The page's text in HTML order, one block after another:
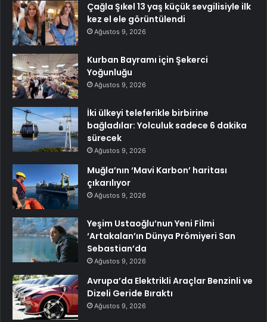
Çağla Şıkel 13 yaş küçük sevgilisiyle ilk
kez el ele görüntülendi
Ağustos 9, 2026
Kurban Bayramı için Şekerci
Yoğunluğu
Ağustos 9, 2026
İki ülkeyi teleferikle birbirine
bağladılar: Yolculuk sadece 6 dakika
sürecek
Ağustos 9, 2026
Muğla’nın ‘Mavi Karbon’ haritası
çıkarılıyor
Ağustos 9, 2026
Yeşim Ustaoğlu’nun Yeni Filmi
‘Artakalan’ın Dünya Prömiyeri San
Sebastian’da
Ağustos 9, 2026
Avrupa’da Elektrikli Araçlar Benzinli ve
Dizeli Geride Bıraktı
Ağustos 9, 2026